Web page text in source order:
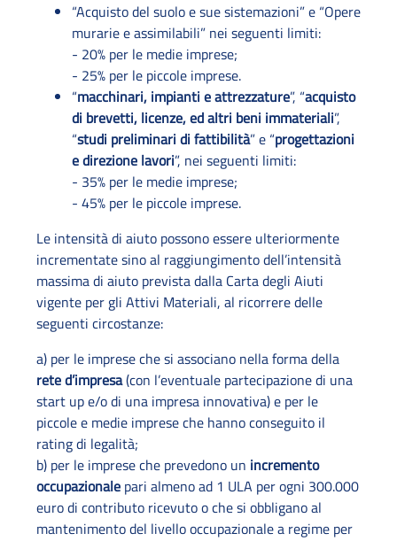
“Acquisto del suolo e sue sistemazioni” e “Opere
murarie e assimilabili” nei seguenti limiti:
- 20% per le medie imprese;
- 25% per le piccole imprese.
“macchinari, impianti e attrezzature”, “acquisto
di brevetti, licenze, ed altri beni immateriali”,
“studi preliminari di fattibilità” e “progettazioni
e direzione lavori”, nei seguenti limiti:
- 35% per le medie imprese;
- 45% per le piccole imprese.
Le intensità di aiuto possono essere ulteriormente
incrementate sino al raggiungimento dell’intensità
massima di aiuto prevista dalla Carta degli Aiuti
vigente per gli Attivi Materiali, al ricorrere delle
seguenti circostanze:
a) per le imprese che si associano nella forma della
rete d’impresa(con l’eventuale partecipazione di una
start up e/o di una impresa innovativa) e per le
piccole e medie imprese che hanno conseguito il
rating di legalità;
b) per le imprese che prevedono un incremento
occupazionale pari almeno ad 1 ULA per ogni 300.000
euro di contributo ricevuto o che si obbligano al
mantenimento del livello occupazionale a regime per